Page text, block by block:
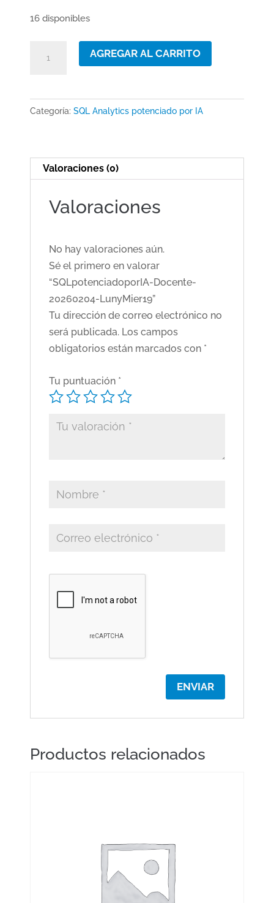
16 disponibles
SQLpotenciadoporIA-
LunyMier19
cantidad
AGREGAR AL CARRITO
Categoría: SQL Analytics potenciado por IA
Valoraciones (0)
Valoraciones
No hay valoraciones aún.
Sé el primero en valorar
“SQLpotenciadoporIA-Docente-
20260204-LunyMier19”
Tu dirección de correo electrónico no
será publicada. Los campos
obligatorios están marcados con *
Tu puntuación *
Productos relacionados